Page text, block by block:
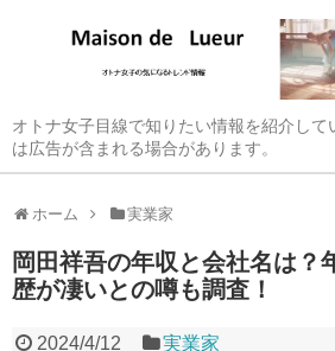
オトナ女子目線で知りたい情報を紹介し
は広告が含まれる場合があります。
ホーム 実業家
岡田祥吾の年収と会社名は？
歴が凄いとの噂も調査！
2024/4/12 実業家